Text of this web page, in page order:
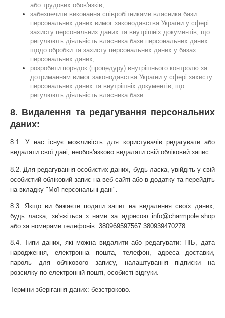
або трудових обов'язків;
забезпечити виконання співробітниками власника бази
персональних даних вимог законодавства України у сфері
захисту персональних даних та внутрішніх документів, що
регулюють діяльність власника бази персональних даних
щодо обробки та захисту персональних даних у базах
персональних даних;
розробити порядок (процедуру) внутрішнього контролю за
дотриманням вимог законодавства України у сфері захисту
персональних даних та внутрішніх документів, що
регулюють діяльність власника бази.
8. Видалення та редагування персональних
даних:
8.1. У нас існує можливість для користувачів редагувати або
видаляти свої дані, необов'язково видаляти свій обліковий запис.
8.2. Для редагування особистих даних, будь ласка, увійдіть у свій
особистий обліковий запис на веб-сайті або в додатку та перейдіть
на вкладку "Мої персональні дані".
8.3. Якщо ви бажаєте подати запит на видалення своїх даних,
будь ласка, зв'яжіться з нами за адресою info@charmpole.shop
або за номерами телефонів: 380969597567 380939470278
8.4. Типи даних, які можна видалити або редагувати: ПІБ, дата
народження, електронна пошта, телефон, адреса доставки,
пароль для облікового запису, налаштування підписки на
розсилку по електронній пошті, особисті відгуки.
Терміни зберігання даних: безстроково.